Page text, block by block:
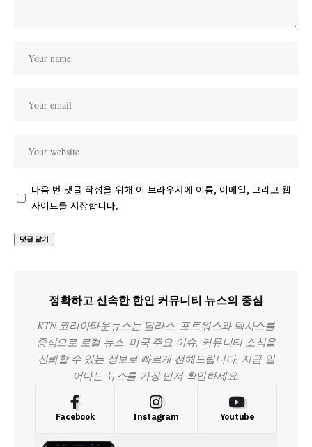
다음 번 댓글 작성을 위해 이 브라우저에 이름, 이메일, 그리고 웹
사이트를 저장합니다.
정확하고 신속한 한인 커뮤니티 뉴스의 중심
KTN 코리아타운뉴스는 달라스–포트워스와 텍사스를
중심으로 로컬 뉴스, 미국 주요 이슈, 커뮤니티 소식을
신뢰할 수 있는 정보로 빠르게 전해드립니다. 지금 일
어나는 뉴스를 가장 먼저 확인하세요.
Facebook Instagram Youtube